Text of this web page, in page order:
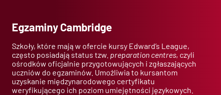
Egzaminy Cambridge
Szkoły, które mają w ofercie kursy Edward’s League,
często posiadają status tzw. preparation centres, czyli
ośrodków oficjalnie przygotowujących i zgłaszających
uczniów do egzaminów. Umożliwia to kursantom
uzyskanie międzynarodowego certyfikatu
weryfikującego ich poziom umiejętności językowych.